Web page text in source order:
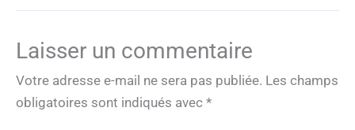
Laisser un commentaire
Votre adresse e-mail ne sera pas publiée. Les champs
obligatoires sont indiqués avec *